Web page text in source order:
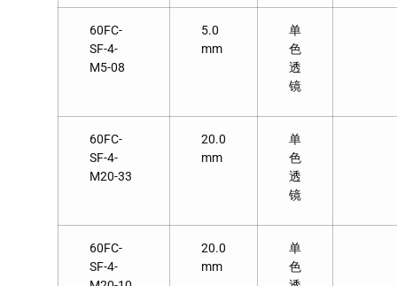
60FC-
SF-4-
M5-08
5.0
mm
单
色
透
镜
60FC-
SF-4-
M20-33
20.0
mm
单
色
透
镜
60FC-
SF-4-
20.0
mm
单
色